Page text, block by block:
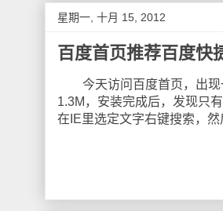
星期一, 十月 15, 2012
百度首页推荐百度快
今天访问百度首页，出现
1.3M，安装完成后，发现只
在IE里选定文字右键搜索，然